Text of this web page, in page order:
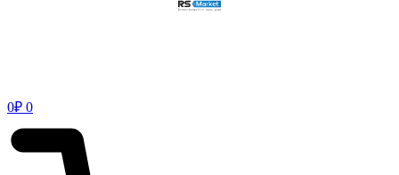
0₽ 0